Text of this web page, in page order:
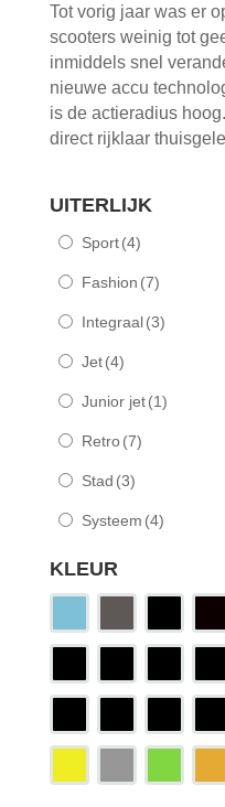
Tot vorig jaar was er
scooters weinig tot
inmiddels snel
nieuwe accu
is de actieradius
direct rijklaar
UITERLIJK
Sport (4)
Fashion (7)
Integraal (3)
Jet (4)
Junior jet (1)
Retro (7)
Stad (3)
Systeem (4)
KLEUR